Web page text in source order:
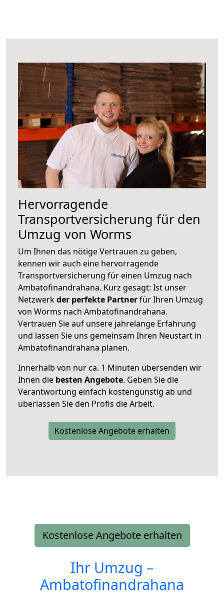
Hervorragende
Transportversicherung für den
Umzug von Worms
Um Ihnen das nötige Vertrauen zu geben,
kennen wir auch eine hervorragende
Transportversicherung für einen Umzug nach
Ambatofinandrahana. Kurz gesagt: Ist unser
Netzwerkder perfekte Partnerfür Ihren Umzug
von Worms nach Ambatofinandrahana.
Vertrauen Sie auf unsere jahrelange Erfahrung
und lassen Sie uns gemeinsam Ihren Neustart in
Ambatofinandrahana planen.
Innerhalb von nur ca. 1 Minuten übersenden wir
Ihnen die besten Angebote. Geben Sie die
Verantwortung einfach kostengünstig ab und
überlassen Sie den Profis die Arbeit.
Kostenlose Angebote erhalten
Kostenlose Angebote erhalten
Ihr Umzug –
Ambatofinandrahana